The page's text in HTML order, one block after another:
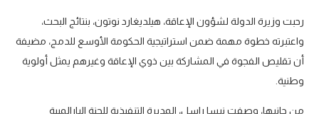
رحبت وزيرة الدولة لشؤون الإعاقة، هيلديغارد نوتون، بنتائج البحث،
واعتبرته خطوة مهمة ضمن استراتيجية الحكومة الأوسع للدمج، مضيفة
أن تقليص الفجوة في المشاركة بين ذوي الإعاقة وغيرهم يمثل أولوية
وطنية.
من جانبها، وصفت نيسا راسل، المديرة التنفيذية للجنة البارالمبية